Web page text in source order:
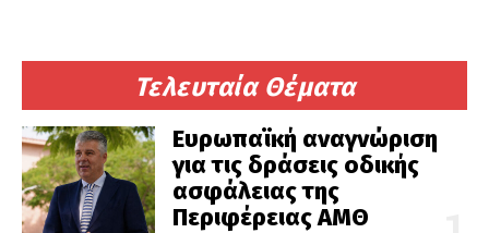
Τελευταία Θέματα
Ευρωπαϊκή αναγνώριση
για τις δράσεις οδικής
ασφάλειας της
Περιφέρειας ΑΜΘ